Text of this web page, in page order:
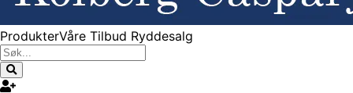
ProdukterVåre Tilbud Ryddesalg